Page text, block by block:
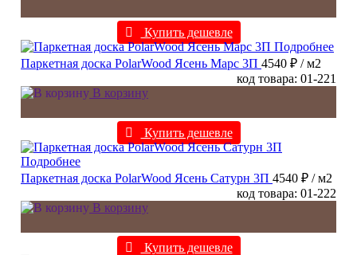
Купить дешевле
Подробнее
Паркетная доска PolarWood Ясень Марс 3П 4540 ₽ / м2
код товара: 01-221
В корзину
Купить дешевле
Подробнее
Паркетная доска PolarWood Ясень Сатурн 3П 4540 ₽ / м2
код товара: 01-222
В корзину
Купить дешевле